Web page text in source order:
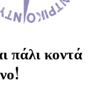
πάλι κοντά